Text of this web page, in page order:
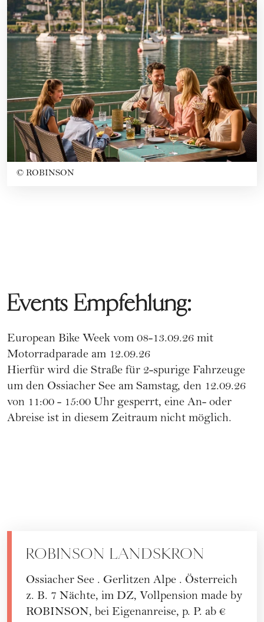
© ROBINSON
Events Empfehlung:
European Bike Week vom 08-13.09.26 mit
Motorradparade am 12.09.26
Hierfür wird die Straße für 2-spurige Fahrzeuge
um den Ossiacher See am Samstag, den 12.09.26
von 11:00 - 15:00 Uhr gesperrt, eine An- oder
Abreise ist in diesem Zeitraum nicht möglich.
ROBINSON LANDSKRON
Ossiacher See . Gerlitzen Alpe . Österreich
z. B. 7 Nächte, im DZ, Vollpension made by
ROBINSON, bei Eigenanreise, p. P. ab €